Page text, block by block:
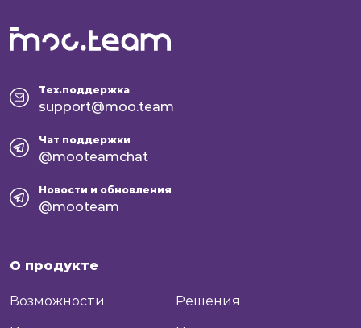
Тех.поддержка
support@moo.team
Чат поддержки
@mooteamchat
Новости и обновления
@mooteam
О продукте
Возможности Решения